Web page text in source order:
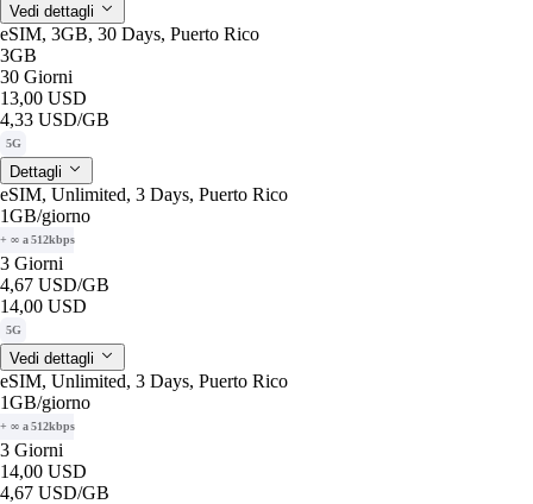
Vedi dettagli
eSIM, 3GB, 30 Days, Puerto Rico
3GB
30 Giorni
13,00 USD
4,33 USD/GB
5G
Dettagli
eSIM, Unlimited, 3 Days, Puerto Rico
1GB/giorno
+ ∞ a 512kbps
3 Giorni
4,67 USD/GB
14,00 USD
5G
Vedi dettagli
eSIM, Unlimited, 3 Days, Puerto Rico
1GB/giorno
+ ∞ a 512kbps
3 Giorni
14,00 USD
4,67 USD/GB